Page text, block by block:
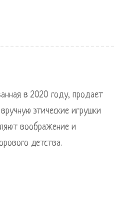
в 2020 году, продает
этические игрушки
воображение и
детства.